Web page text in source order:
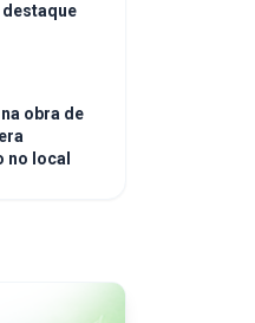
obra de
local